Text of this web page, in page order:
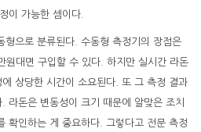
이 가능한 셈이다.
형으로 분류된다. 수동형 측정기의 장점은
원대면 구입할 수 있다. 하지만 실시간 라돈
상당한 시간이 소요된다. 또 그 측정 결과
라돈은 변동성이 크기 때문에 알맞은 조치
확인하는 게 중요하다. 그렇다고 전문 측정